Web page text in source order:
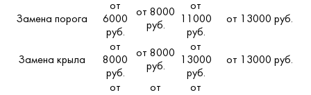
Замена порога
от
6000
руб.
от 8000
руб.
от
11000
руб.
от 13000 руб.
Замена крыла
от
8000
руб.
от 8000
руб.
от
13000
руб.
от 13000 руб.
от
от
от